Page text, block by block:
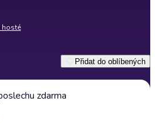
hosté
Přidat do oblíbených
zdarma